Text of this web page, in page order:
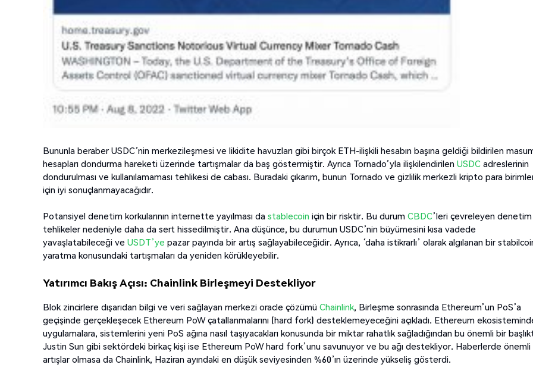
Bununla beraber USDC’nin merkezileşmesi ve likidite havuzları gibi birçok ETH-ilişkili hesabın başına geldiği bildirilen
hesapları dondurma hareketi üzerinde tartışmalar da baş göstermiştir. Ayrıca Tornado’yla ilişkilendirilen USDC adreslerinin
dondurulması ve kullanılamaması tehlikesi de cabası. Buradaki çıkarım, bunun Tornado ve gizlilik merkezli kripto para
için iyi sonuçlanmayacağıdır.
Potansiyel denetim korkularının internette yayılması da stablecoin için bir risktir. Bu durum CBDC’leri çevreleyen
tehlikeler nedeniyle daha da sert hissedilmiştir. Ana düşünce, bu durumun USDC’nin büyümesini kısa vadede
yavaşlatabileceği ve USDT’ye pazar payında bir artış sağlayabileceğidir. Ayrıca, ‘daha istikrarlı’ olarak algılanan bir
yaratma konusundaki tartışmaları da yeniden körükleyebilir.
Yatırımcı Bakış Açısı: Chainlink Birleşmeyi Destekliyor
Blok zincirlere dışarıdan bilgi ve veri sağlayan merkezi oracle çözümü Chainlink, Birleşme sonrasında Ethereum’un PoS’a
geçişinde gerçekleşecek Ethereum PoW çatallanmalarını (hard fork) desteklemeyeceğini açıkladı. Ethereum
uygulamalara, sistemlerini yeni PoS ağına nasıl taşıyacakları konusunda bir miktar rahatlık sağladığından bu önemli bir
Justin Sun gibi sektördeki birkaç kişi ise Ethereum PoW hard fork’unu savunuyor ve bu ağı destekliyor. Haberlerde önemli
artışlar olmasa da Chainlink, Haziran ayındaki en düşük seviyesinden %60’ın üzerinde yükseliş gösterdi.